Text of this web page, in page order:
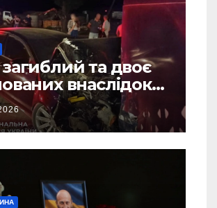
та двоє
внаслідок
Самбірщині